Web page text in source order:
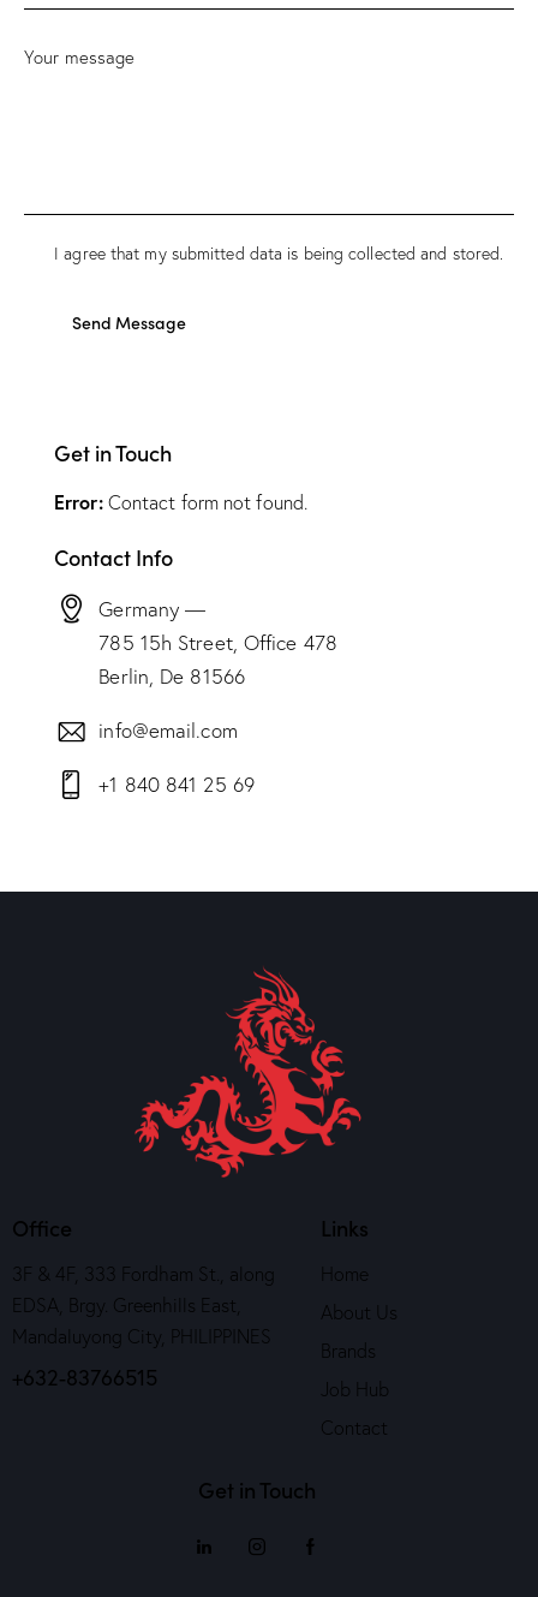
I agree that my submitted data is being collected and stored.
Send Message
Get in Touch
Error:Contact form not found.
Contact Info
Germany —
785 15h Street, Office 478
Berlin, De 81566
info@email.com
+1 840 841 25 69
Office
3F & 4F, 333 Fordham St., along
EDSA, Brgy. Greenhills East,
Mandaluyong City, PHILIPPINES
+632-83766515
Links
Home
About Us
Brands
Job Hub
Contact
Get in Touch